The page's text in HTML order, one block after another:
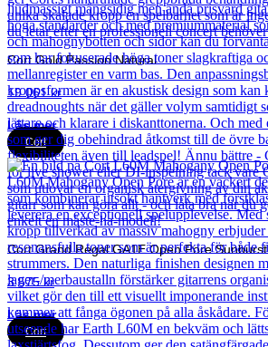
Cort Gold Passion Natural
19 061kr
Läs mer
Cort
Cort Grand Regal GA1E Open Pore Sunburst
3 575kr
Läs mer
Cort